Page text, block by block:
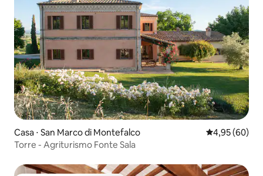
Casa ⋅ San Marco di Montefalco 4,95 de uma
4,95 (60)
Torre - Agriturismo Fonte Sala